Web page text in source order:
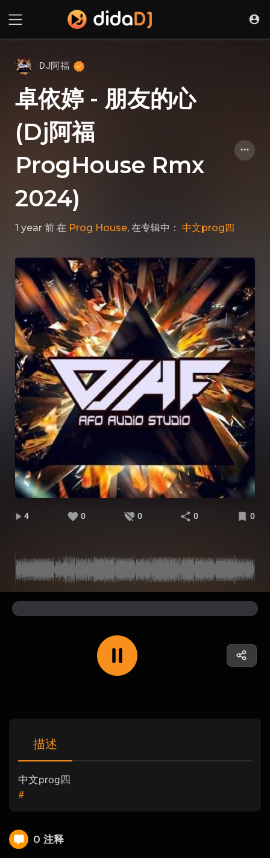
DJ阿福
卓依婷 - 朋友的心
(Dj阿福
ProgHouse Rmx
2024)
1 year 前 在 Prog House, 在专辑中： 中文prog四
4 0 0 0 0
描述
中文prog四
#
0 注释